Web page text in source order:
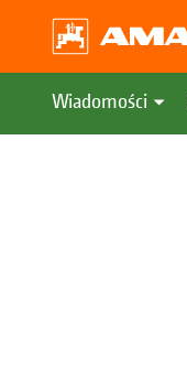
Wiadomości